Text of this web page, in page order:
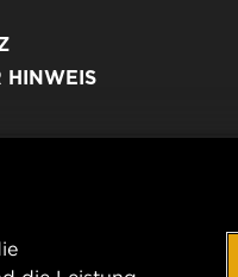
HINWEIS